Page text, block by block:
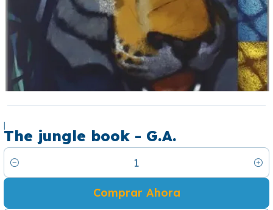
|
The jungle book - G.A.
Cantidad
Comprar Ahora